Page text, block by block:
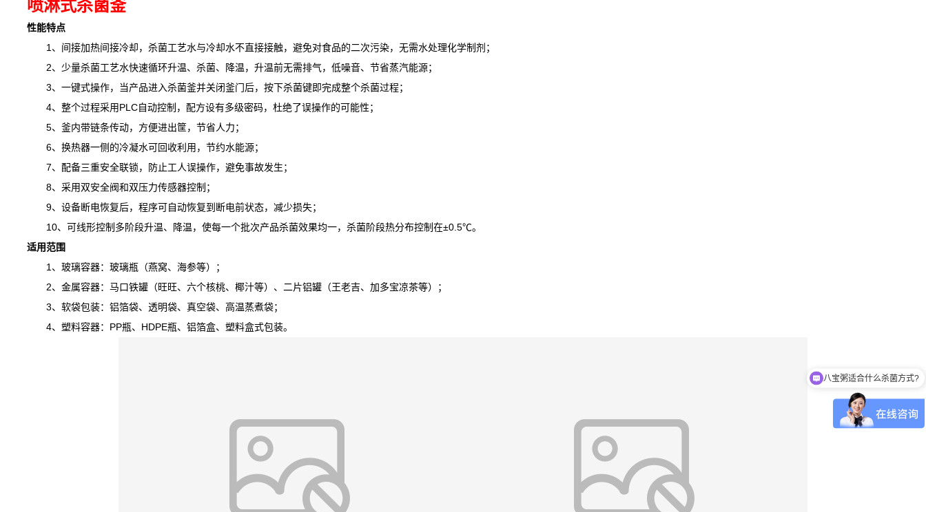
喷淋式杀菌釜
性能特点
1、间接加热间接冷却，杀菌工艺水与冷却水不直接接触，避免对食品的二次污染，无需水处理化学制剂；
2、少量杀菌工艺水快速循环升温、杀菌、降温，升温前无需排气，低噪音、节省蒸汽能源；
3、一键式操作，当产品进入杀菌釜并关闭釜门后，按下杀菌键即完成整个杀菌过程；
4、整个过程采用PLC自动控制，配方设有多级密码，杜绝了误操作的可能性；
5、釜内带链条传动，方便进出筐，节省人力；
6、换热器一侧的冷凝水可回收利用，节约水能源；
7、配备三重安全联锁，防止工人误操作，避免事故发生；
8、采用双安全阀和双压力传感器控制；
9、设备断电恢复后，程序可自动恢复到断电前状态，减少损失；
10、可线形控制多阶段升温、降温， 使每一个批次产品杀菌效果均一，杀菌阶段热分布控制在±0.5℃。
适用范围
1、玻璃容器：玻璃瓶（燕窝、海参等）；
2、金属容器：马口铁罐（旺旺、六个核桃、椰汁等）、二片铝罐（王老吉、加多宝凉茶等）；
3、软袋包装：铝箔袋、透明袋、真空袋、高温蒸煮袋；
4、塑料容器：PP瓶、HDPE瓶、铝箔盒、塑料盒式包装。
肉制品适合什么杀菌方式?